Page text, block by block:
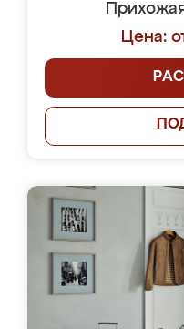
Цена: